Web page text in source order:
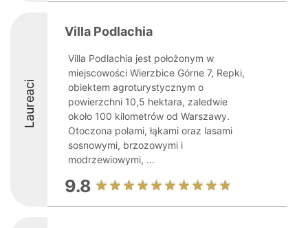
Laureaci
Villa Podlachia
Villa Podlachia jest położonym w
miejscowości Wierzbice Górne 7, Repki,
obiektem agroturystycznym o
powierzchni 10,5 hektara, zaledwie
około 100 kilometrów od Warszawy.
Otoczona polami, łąkami oraz lasami
sosnowymi, brzozowymi i
modrzewiowymi, ...
9.8